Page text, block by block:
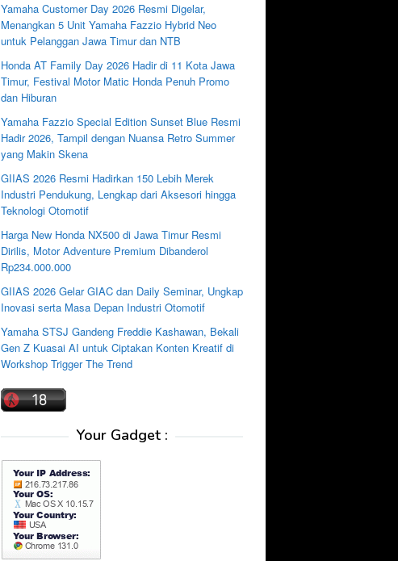
Yamaha Customer Day 2026 Resmi Digelar,
Menangkan 5 Unit Yamaha Fazzio Hybrid Neo
untuk Pelanggan Jawa Timur dan NTB
Honda AT Family Day 2026 Hadir di 11 Kota Jawa
Timur, Festival Motor Matic Honda Penuh Promo
dan Hiburan
Yamaha Fazzio Special Edition Sunset Blue Resmi
Hadir 2026, Tampil dengan Nuansa Retro Summer
yang Makin Skena
GIIAS 2026 Resmi Hadirkan 150 Lebih Merek
Industri Pendukung, Lengkap dari Aksesori hingga
Teknologi Otomotif
Harga New Honda NX500 di Jawa Timur Resmi
Dirilis, Motor Adventure Premium Dibanderol
Rp234.000.000
GIIAS 2026 Gelar GIAC dan Daily Seminar, Ungkap
Inovasi serta Masa Depan Industri Otomotif
Yamaha STSJ Gandeng Freddie Kashawan, Bekali
Gen Z Kuasai AI untuk Ciptakan Konten Kreatif di
Workshop Trigger The Trend
Your Gadget :